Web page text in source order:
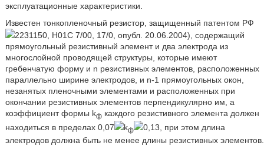
эксплуатационные характеристики.
Известен тонкопленочный резистор, защищенный патентом РФ
2231150, H01C 7/00, 17/0, опубл. 20.06.2004), содержащий
прямоугольный резистивный элемент и два электрода из
многослойной проводящей структуры, которые имеют
гребенчатую форму и n резистивных элементов, расположенных
параллельно ширине электродов, и n-1 прямоугольных окон,
незанятых пленочными элементами и расположенных при
окончании резистивных элементов перпендикулярно им, а
коэффициент формы kф каждого резистивного элемента должен
находиться в пределах 0,07
kф
0,13, при этом длина
электродов должна быть не менее длины резистивных элементов.